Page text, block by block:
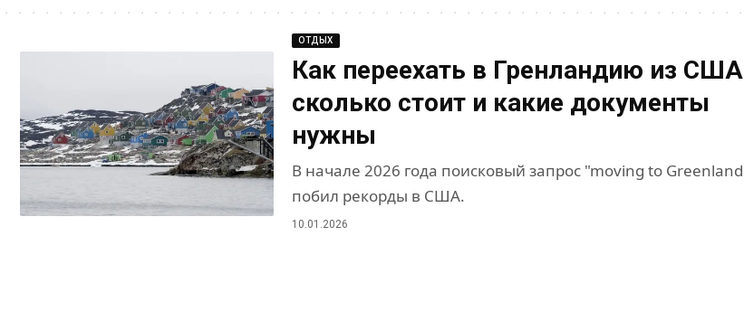
ОТДЫХ
Как переехать в Гренландию из
сколько стоит и какие документы
нужны
В начале 2026 года поисковый запрос "moving to
побил рекорды в США.
10.01.2026